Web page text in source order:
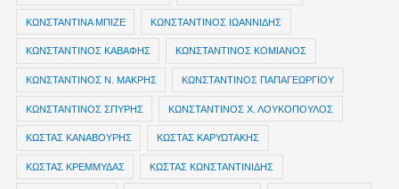
ΚΩΝΣΤΑΝΤΙΝΑ ΜΠΙΖΕ ΚΩΝΣΤΑΝΤΙΝΟΣ ΙΩΑΝΝΙΔΗΣ
ΚΩΝΣΤΑΝΤΙΝΟΣ ΚΑΒΑΦΗΣ ΚΩΝΣΤΑΝΤΙΝΟΣ ΚΟΜΙΑΝΟΣ
ΚΩΝΣΤΑΝΤΙΝΟΣ Ν. ΜΑΚΡΗΣ ΚΩΝΣΤΑΝΤΙΝΟΣ ΠΑΠΑΓΕΩΡΓΙΟΥ
ΚΩΝΣΤΑΝΤΙΝΟΣ ΣΠΥΡΗΣ ΚΩΝΣΤΑΝΤΙΝΟΣ Χ. ΛΟΥΚΟΠΟΥΛΟΣ
ΚΩΣΤΑΣ ΚΑΝΑΒΟΥΡΗΣ ΚΩΣΤΑΣ ΚΑΡΥΩΤΑΚΗΣ
ΚΩΣΤΑΣ ΚΡΕΜΜΥΔΑΣ ΚΩΣΤΑΣ ΚΩΝΣΤΑΝΤΙΝΙΔΗΣ